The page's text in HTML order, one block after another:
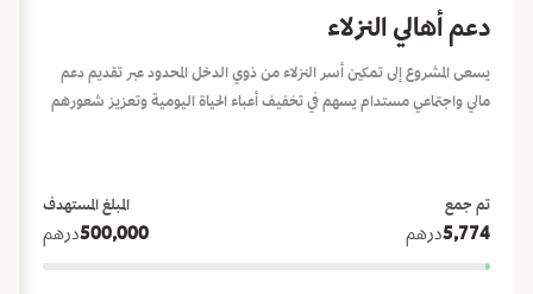
دعم أهالي النزلاء
يسعى المشروع إلى تمكين أسر النزلاء من ذوي الدخل المحدود عبر تقديم دعم
مالي واجتماعي مستدام يسهم في تخفيف أعباء الحياة اليومية وتعزيز شعورهم
تم جمع
درهم5,774
المبلغ المستهدف
درهم500,000